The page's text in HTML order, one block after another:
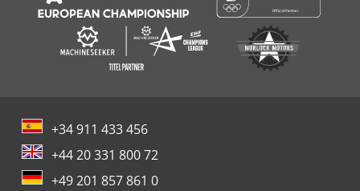
+34 911 433 456
+44 20 331 800 72
+49 201 857 861 0